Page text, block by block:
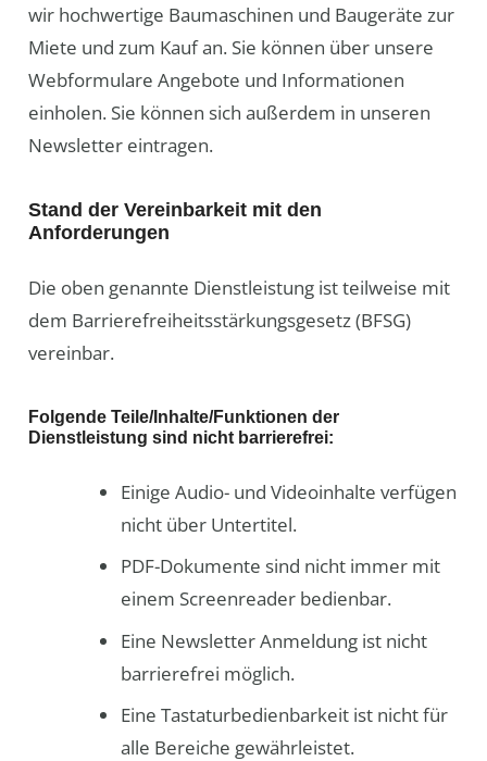
wir hochwertige Baumaschinen und Baugeräte zur
Miete und zum Kauf an. Sie können über unsere
Webformulare Angebote und Informationen
einholen. Sie können sich außerdem in unseren
Newsletter eintragen.
Stand der Vereinbarkeit mit den
Anforderungen
Die oben genannte Dienstleistung ist teilweise mit
dem Barrierefreiheitsstärkungsgesetz (BFSG)
vereinbar.
Folgende Teile/Inhalte/Funktionen der
Dienstleistung sind nicht barrierefrei:
Einige Audio- und Videoinhalte verfügen
nicht über Untertitel.
PDF-Dokumente sind nicht immer mit
einem Screenreader bedienbar.
Eine Newsletter Anmeldung ist nicht
barrierefrei möglich.
Eine Tastaturbedienbarkeit ist nicht für
alle Bereiche gewährleistet.